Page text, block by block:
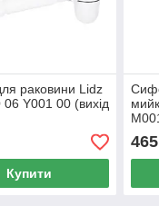
раковини Lidz
Y001 00 (вихід
Купити
мм)
465